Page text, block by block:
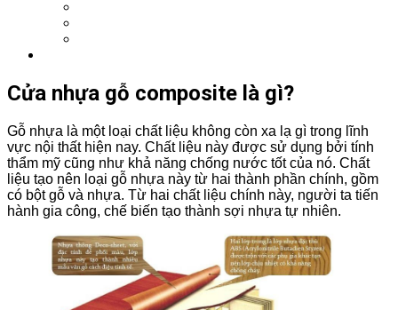
Cửa nhựa gỗ composite là gì?
Gỗ nhựa là một loại chất liệu không còn xa lạ gì trong lĩnh
vực nội thất hiện nay. Chất liệu này được sử dụng bởi tính
thẩm mỹ cũng như khả năng chống nước tốt của nó. Chất
liệu tạo nên loại gỗ nhựa này từ hai thành phần chính, gồm
có bột gỗ và nhựa. Từ hai chất liệu chính này, người ta tiến
hành gia công, chế biến tạo thành sợi nhựa tự nhiên.